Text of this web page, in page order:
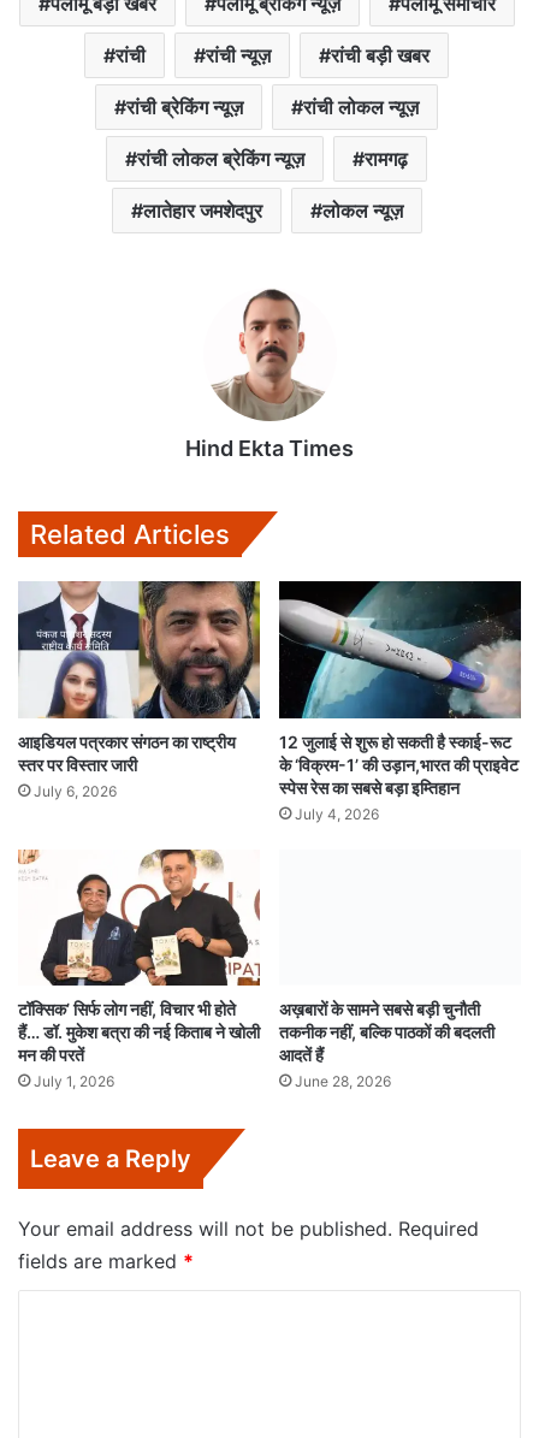
रांची रांची न्यूज़ रांची बड़ी खबर
रांची ब्रेकिंग न्यूज़ रांची लोकल न्यूज़
रांची लोकल ब्रेकिंग न्यूज़ रामगढ़
लातेहार जमशेदपुर लोकल न्यूज़
Hind Ekta Times
Related Articles
आइडियल पत्रकार संगठन का राष्ट्रीय
स्तर पर विस्तार जारी
July 6, 2026
12 जुलाई से शुरू हो सकती है स्काई-रूट
के ‘विक्रम-1’ की उड़ान,भारत की प्राइवेट
स्पेस रेस का सबसे बड़ा इम्तिहान
July 4, 2026
टॉक्सिक’ सिर्फ लोग नहीं, विचार भी होते
हैं… डॉ. मुकेश बत्रा की नई किताब ने खोली
मन की परतें
July 1, 2026
अख़बारों के सामने सबसे बड़ी चुनौती
तकनीक नहीं, बल्कि पाठकों की बदलती
आदतें हैं
June 28, 2026
Leave a Reply
Your email address will not be published. Required
fields are marked *